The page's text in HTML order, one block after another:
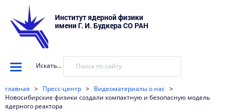
Институт ядерной физики
имени Г. И. Будкера СО РАН
Искать...
главная > Пресс-центр > Видеоматериалы о нас >
Новосибирские физики создали компактную и безопасную модель
ядерного реактора